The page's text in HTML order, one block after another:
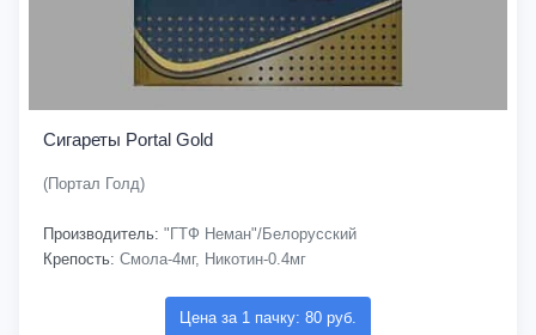
Сигареты Portal Gold
(Портал Голд)
Производитель: "ГТФ Неман"/Белорусский
Крепость: Смола-4мг, Никотин-0.4мг
Цена за 1 пачку: 80 руб.